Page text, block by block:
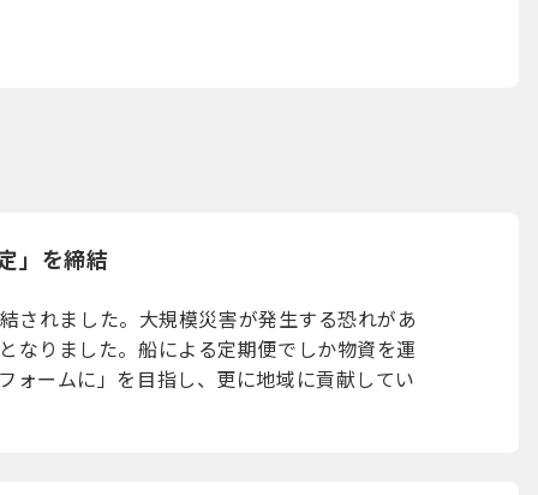
」を締結
されました。大規模災害が発生する恐れがあ
なりました。船による定期便でしか物資を運
ォームに」を目指し、更に地域に貢献してい